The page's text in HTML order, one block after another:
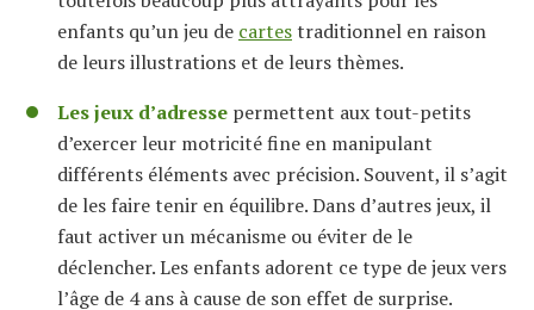
enfants qu’un jeu de cartestraditionnel en raison
de leurs illustrations et de leurs thèmes.
Les jeux d’adresse permettent aux tout-petits
d’exercer leur motricité fine en manipulant
différents éléments avec précision. Souvent, il s’agit
de les faire tenir en équilibre. Dans d’autres jeux, il
faut activer un mécanisme ou éviter de le
déclencher. Les enfants adorent ce type de jeux vers
l’âge de 4 ans à cause de son effet de surprise.